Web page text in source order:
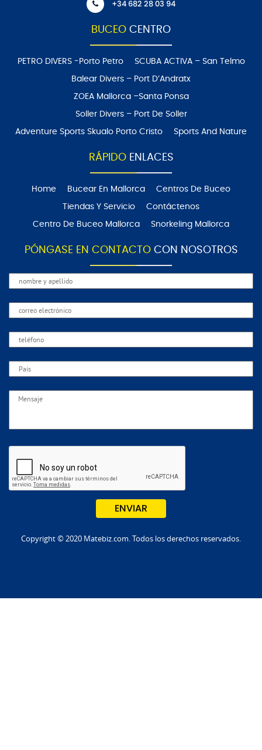
+34 682 28 03 94
BUCEO CENTRO
PETRO DIVERS -Porto Petro SCUBA ACTIVA – San Telmo
Balear Divers – Port D’Andratx
ZOEA Mallorca –Santa Ponsa
Soller Divers – Port De Soller
Adventure Sports Skualo Porto Cristo Sports And Nature
RÁPIDOENLACES
Home Bucear En Mallorca Centros De Buceo
Tiendas Y Servicio Contáctenos
Centro De Buceo Mallorca Snorkeling Mallorca
PÓNGASE EN CONTACTOCON NOSOTROS
Copyright © 2020 Matebiz.com. Todos los derechos reservados.